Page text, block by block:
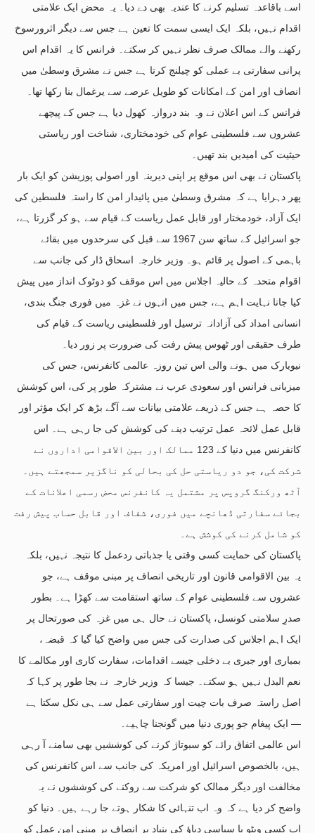
اسے باقاعدہ تسلیم کرنے کا عندیہ بھی دے دیا۔ یہ محض ایک علامتی
اقدام نہیں، بلکہ ایک ایسی سمت کا تعین ہے جس سے دیگر اثرورسوخ
رکھنے والے ممالک صرف نظر نہیں کر سکتے۔ فرانس کا یہ اقدام اس
پرانی سفارتی بے عملی کو چیلنج کرتا ہے جس نے مشرق وسطیٰ میں
انصاف اور امن کے امکانات کو طویل عرصے سے یرغمال بنا رکھا تھا۔
فرانس کے اس اعلان نے وہ بند دروازہ کھول دیا ہے جس کے پیچھے
عشروں سے فلسطینی عوام کی خودمختاری، شناخت اور ریاستی
حیثیت کی امیدیں بند تھیں۔
پاکستان نے بھی اس موقع پر اپنی دیرینہ اور اصولی پوزیشن کو ایک بار
پھر دہرایا ہے کہ مشرق وسطیٰ میں پائیدار امن کا راستہ فلسطین کی
ایک آزاد، خودمختار اور قابل عمل ریاست کے قیام سے ہو کر گزرتا ہے،
جو اسرائیل کے ساتھ سن 1967 سے قبل کی سرحدوں میں بقائے
باہمی کے اصول پر قائم ہو۔ وزیر خارجہ اسحاق ڈار کی جانب سے
اقوام متحدہ کے حالیہ اجلاس میں اس موقف کو دوٹوک انداز میں پیش
کیا جانا نہایت اہم ہے، جس میں انہوں نے غزہ میں فوری جنگ بندی،
انسانی امداد کی آزادانہ ترسیل اور فلسطینی ریاست کے قیام کی
طرف حقیقی اور ٹھوس پیش رفت کی ضرورت پر زور دیا۔
نیویارک میں ہونے والی اس تین روزہ عالمی کانفرنس، جس کی
میزبانی فرانس اور سعودی عرب نے مشترکہ طور پر کی، اس کوشش
کا حصہ ہے جس کے ذریعے علامتی بیانات سے آگے بڑھ کر ایک مؤثر اور
قابل عمل لائحہ عمل ترتیب دینے کی کوشش کی جا رہی ہے۔ اس
کانفرنس میں دنیا کے 123 ممالک اور بین الاقوامی اداروں نے
شرکت کی، جو دو ریاستی حل کی بحالی کو ناگزیر سمجھتے ہیں۔
آٹھ ورکنگ گروپس پر مشتمل یہ کانفرنس محض رسمی اعلانات کے
بجائے سفارتی ڈھانچے میں فوری، شفاف اور قابل حساب پیش رفت
کو شامل کرنے کی کوشش ہے۔
پاکستان کی حمایت کسی وقتی یا جذباتی ردعمل کا نتیجہ نہیں، بلکہ
یہ بین الاقوامی قانون اور تاریخی انصاف پر مبنی موقف ہے، جو
عشروں سے فلسطینی عوام کے ساتھ استقامت سے کھڑا ہے۔ بطور
صدرِ سلامتی کونسل، پاکستان نے حال ہی میں غزہ کی صورتحال پر
ایک اہم اجلاس کی صدارت کی جس میں واضح کیا گیا کہ قبضہ،
بمباری اور جبری بے دخلی جیسے اقدامات، سفارت کاری اور مکالمے کا
نعم البدل نہیں ہو سکتے۔ جیسا کہ وزیر خارجہ نے بجا طور پر کہا کہ
اصل راستہ صرف بات چیت اور سفارتی عمل سے ہی نکل سکتا ہے
— ایک پیغام جو پوری دنیا میں گونجنا چاہیے۔
اس عالمی اتفاق رائے کو سبوتاژ کرنے کی کوششیں بھی سامنے آ رہی
ہیں، بالخصوص اسرائیل اور امریکہ کی جانب سے اس کانفرنس کی
مخالفت اور دیگر ممالک کو شرکت سے روکنے کی کوششوں نے یہ
واضح کر دیا ہے کہ وہ اب تنہائی کا شکار ہوتے جا رہے ہیں۔ دنیا کو
اب کسی ویٹو یا سیاسی دباؤ کی بنیاد پر انصاف پر مبنی امن عمل کو